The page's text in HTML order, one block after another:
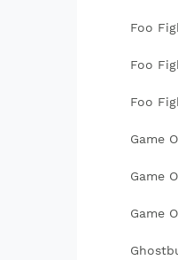
Foo
Foo
Foo
Game
Game
Game